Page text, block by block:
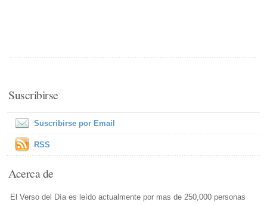
Suscribirse
Suscribirse por Email
RSS
Acerca de
El Verso del Día es leído actualmente por mas de 250,000 personas